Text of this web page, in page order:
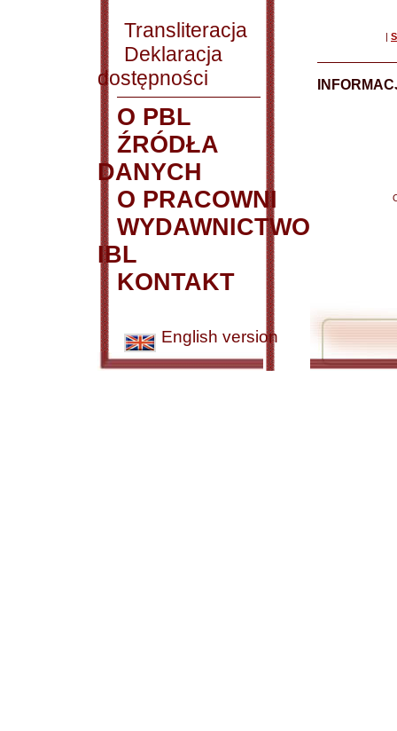
Transliteracja
Deklaracja
dostępności
O PBL
ŹRÓDŁA
DANYCH
O PRACOWNI
WYDAWNICTWO
IBL
KONTAKT
English version
|